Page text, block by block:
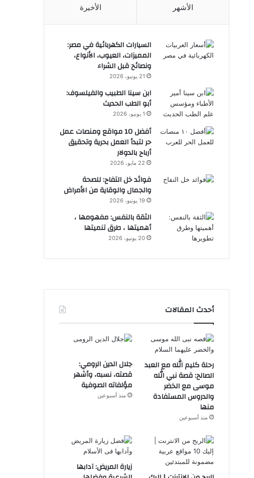
الأشهر الأخيرة
السيارات الكهربائية في مصر:
المميزات، العيوب، الأنواع،
ونصائح قبل الشراء
21 يونيو، 2026
ابن سينا الطبيب والفيلسوف:
أبو الطب الحديث
1 يونيو، 2026
أفضل 10 مواقع ومنصات عمل
حر لتبدأ العمل بحرية وتحقيق
أرباح بالدولار
22 مايو، 2026
فوائد خل التفاح: للصحة
والجمال والوقاية من الأمراض
19 يونيو، 2026
الثقة بالنفس: مفهومها ،
أهميتها ، طرق تنميتها
20 يونيو، 2026
أحدث المقالات
رحلة كليم الله مع العبد
الصالح: قصة نبي الله
موسى مع الخضر
والدروس المستفادة
منها
منذ أسبوعين
جلال الدين الرومي:
قصته، نسبه، وأشهر
مؤلفاته الصوفية
منذ أسبوعين
زيارة المريض: آدابها